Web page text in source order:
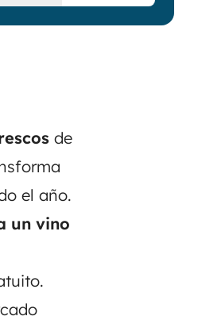
de
el año.
un vino